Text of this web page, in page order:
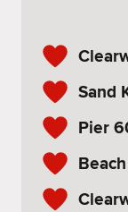
Sand
Pier